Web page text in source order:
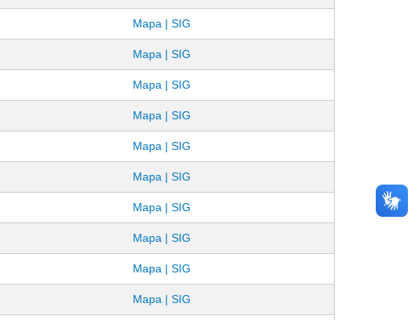
Mapa | SIG
Mapa | SIG
Mapa | SIG
Mapa | SIG
Mapa | SIG
Mapa | SIG
Mapa | SIG
Mapa | SIG
Mapa | SIG
Mapa | SIG